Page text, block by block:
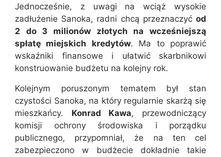
Jednocześnie, z uwagi na wciąż wysokie
zadłużenie Sanoka, radni chcą przeznaczyć od
2 do 3 milionów złotych na wcześniejszą
spłatę miejskich kredytów. Ma to poprawić
wskaźniki finansowe i ułatwić skarbnikowi
konstruowanie budżetu na kolejny rok.
Kolejnym poruszonym tematem był stan
czystości Sanoka, na który regularnie skarżą się
mieszkańcy. Konrad Kawa, przewodniczący
komisji ochrony środowiska i porządku
publicznego, przypomniał, że na ten cel
zabezpieczono w budżecie dokładnie takie